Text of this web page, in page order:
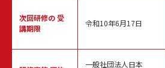
次回研修の受
講期限
令和10年6月17日
一般社団法人日本